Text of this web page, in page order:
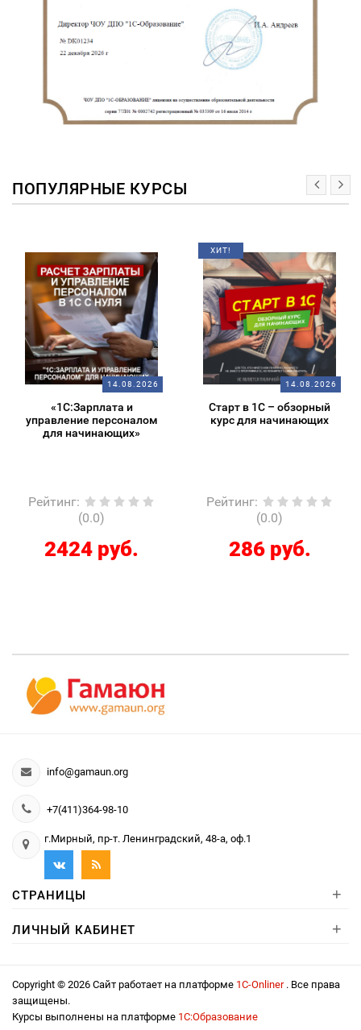
ПОПУЛЯРНЫЕ КУРСЫ
14.08.2026
«1С:Зарплата и
управление персоналом
для начинающих»
Рейтинг:
(0.0)
2424 руб.
ХИТ!
14.08.2026
Старт в 1С – обзорный
курс для начинающих
Рейтинг:
(0.0)
286 руб.
info@gamaun.org
+7(411)364-98-10
г.Мирный, пр-т. Ленинградский, 48-а, оф.1
СТРАНИЦЫ +
ЛИЧНЫЙ КАБИНЕТ +
Copyright © 2026 Сайт работает на платформе 1С-Onliner . Все права
защищены.
Курсы выполнены на платформе 1С:Образование